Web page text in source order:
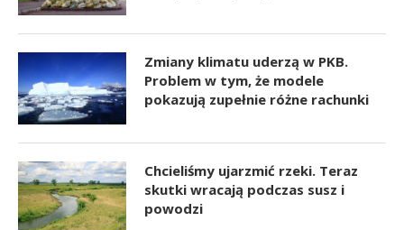
Zmiany klimatu uderzą w PKB.
Problem w tym, że modele
pokazują zupełnie różne rachunki
Chcieliśmy ujarzmić rzeki. Teraz
skutki wracają podczas susz i
powodzi